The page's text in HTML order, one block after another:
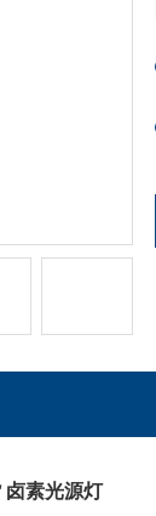
卤素光源灯